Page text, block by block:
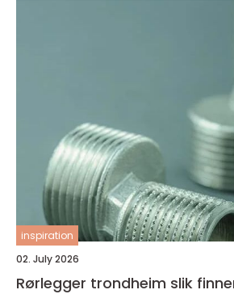
inspiration
02. July 2026
Rørlegger trondheim slik finner du riktig